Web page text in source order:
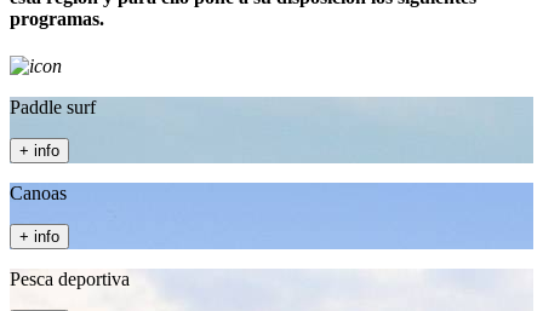
programas.
Paddle surf
+ info
Canoas
+ info
Pesca deportiva